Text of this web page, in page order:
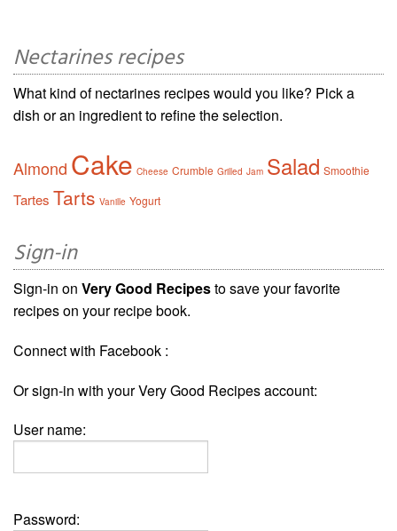
Nectarines recipes
What kind of nectarines recipes would you like? Pick a
dish or an ingredient to refine the selection.
Almond Cake Cheese Crumble Grilled Jam Salad Smoothie
Tartes Tarts Vanille Yogurt
Sign-in
Sign-in on Very Good Recipesto save your favorite
recipes on your recipe book.
Connect with Facebook :
Or sign-in with your Very Good Recipes account:
User name:
Password: